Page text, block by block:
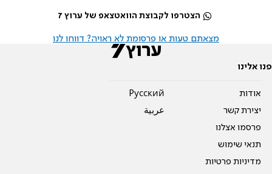
הצטרפו לקבוצת הוואטצאפ של ערוץ 7
מצאתם טעות או פרסומת לא ראויה? דווחו לנו
פנו אלינו
אודות
יצירת קשר
פרסמו אצלנו
תנאי שימוש
מדיניות פרטיות
Pусский
عربية